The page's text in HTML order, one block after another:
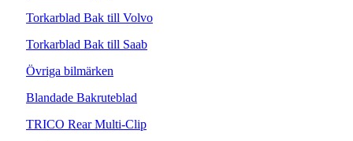
Torkarblad Bak till Volvo
Torkarblad Bak till Saab
Övriga bilmärken
Blandade Bakruteblad
TRICO Rear Multi-Clip